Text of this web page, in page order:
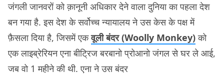
जंगली जानवरों को क़ानूनी अधिकार देने वाला दुनिया का पहला देश
बन गया है. इस देश के सर्वोच्च न्यायालय ने उस केस के पक्ष में
फ़ैसला दिया है, जिसमें एकवूली बंदर (Woolly Monkey)को
एक लाइब्रेरियन एना बीट्रिज बरबानो प्रोआनो जंगल से घर ले आई,
जब वो 1 महीने की थी. एना ने उस बंदर